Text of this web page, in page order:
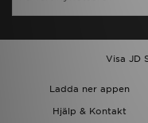
Visa JD
Ladda ner appen
Hjälp & Kontakt